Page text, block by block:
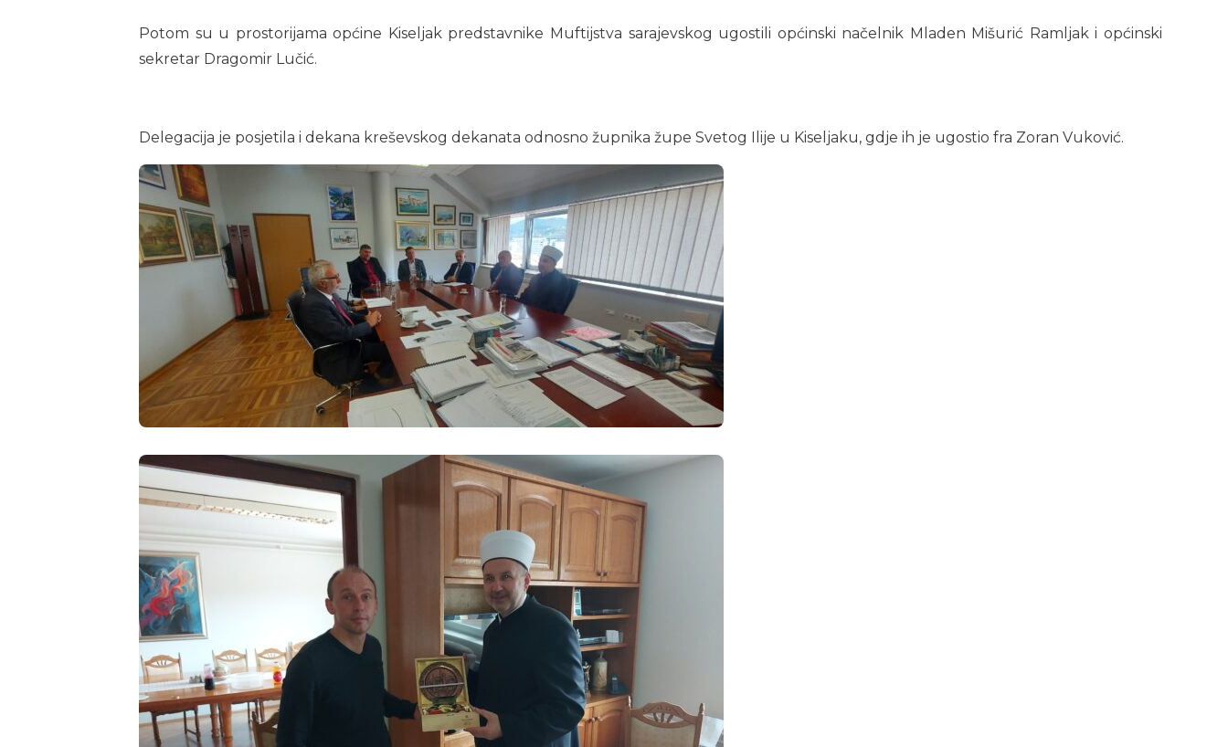
Potom su u prostorijama općine Kiseljak predstavnike Muftijstva sarajevskog ugostili općinski načelnik Mladen Mišurić Ramljak i općinski
sekretar Dragomir Lučić.
Delegacija je posjetila i dekana kreševskog dekanata odnosno župnika župe Svetog Ilije u Kiseljaku, gdje ih je ugostio fra Zoran Vuković.